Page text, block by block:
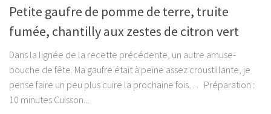
Petite gaufre de pomme de terre, truite
fumée, chantilly aux zestes de citron vert
Dans la lignée de la recette précédente, un autre amuse-
bouche de fête. Ma gaufre était à peine assez croustillante, je
pense faire un peu plus cuire la prochaine fois… Préparation :
10 minutes Cuisson...